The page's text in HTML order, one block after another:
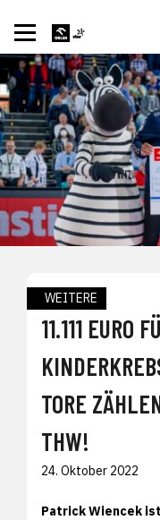
WEITERE
11.111 EURO
TORE
THW!
24. Oktober 2022
Patrick Wiencek